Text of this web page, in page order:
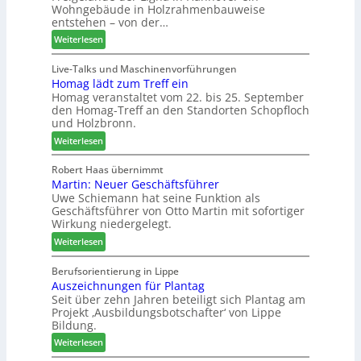
o
r
s
t
a
n
d
n
d
v
e
r
a
b
s
c
h
i
e
d
e
t
h
e
m
a
d
e
r
I
n
t
e
r
z
u
m
2
0
2
7
Wohngebäude in Holzrahmenbauweise
entstehen – von der…
Weiterlesen:
L
i
g
n
a
z
e
i
g
t
H
o
l
z
b
a
u
p
r
z
e
Live-Talks und Maschinenvorführungen
Homag lädt zum Treff ein
Homag veranstaltet vom 22. bis 25. September
den Homag-Treff an den Standorten Schopfloch
und Holzbronn.
Weiterlesen:
H
o
m
a
g
l
ä
d
t
z
u
m
r
e
Robert Haas übernimmt
Martin: Neuer Geschäftsführer
Uwe Schiemann hat seine Funktion als
Geschäftsführer von Otto Martin mit sofortiger
Wirkung niedergelegt.
Weiterlesen:
M
a
r
t
i
:
N
Berufsorientierung in Lippe
Auszeichnungen für Plantag
Seit über zehn Jahren beteiligt sich Plantag am
Projekt ‚Ausbildungsbotschafter‘ von Lippe
Bildung.
Weiterlesen:
A